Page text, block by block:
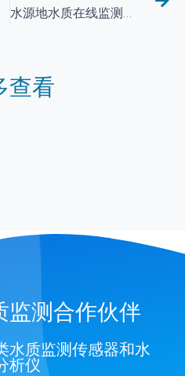
水源地水质在线监测系统的无线通信与远程监控技术研究
查看
监测合作伙伴
水质监测传感器和水
析仪